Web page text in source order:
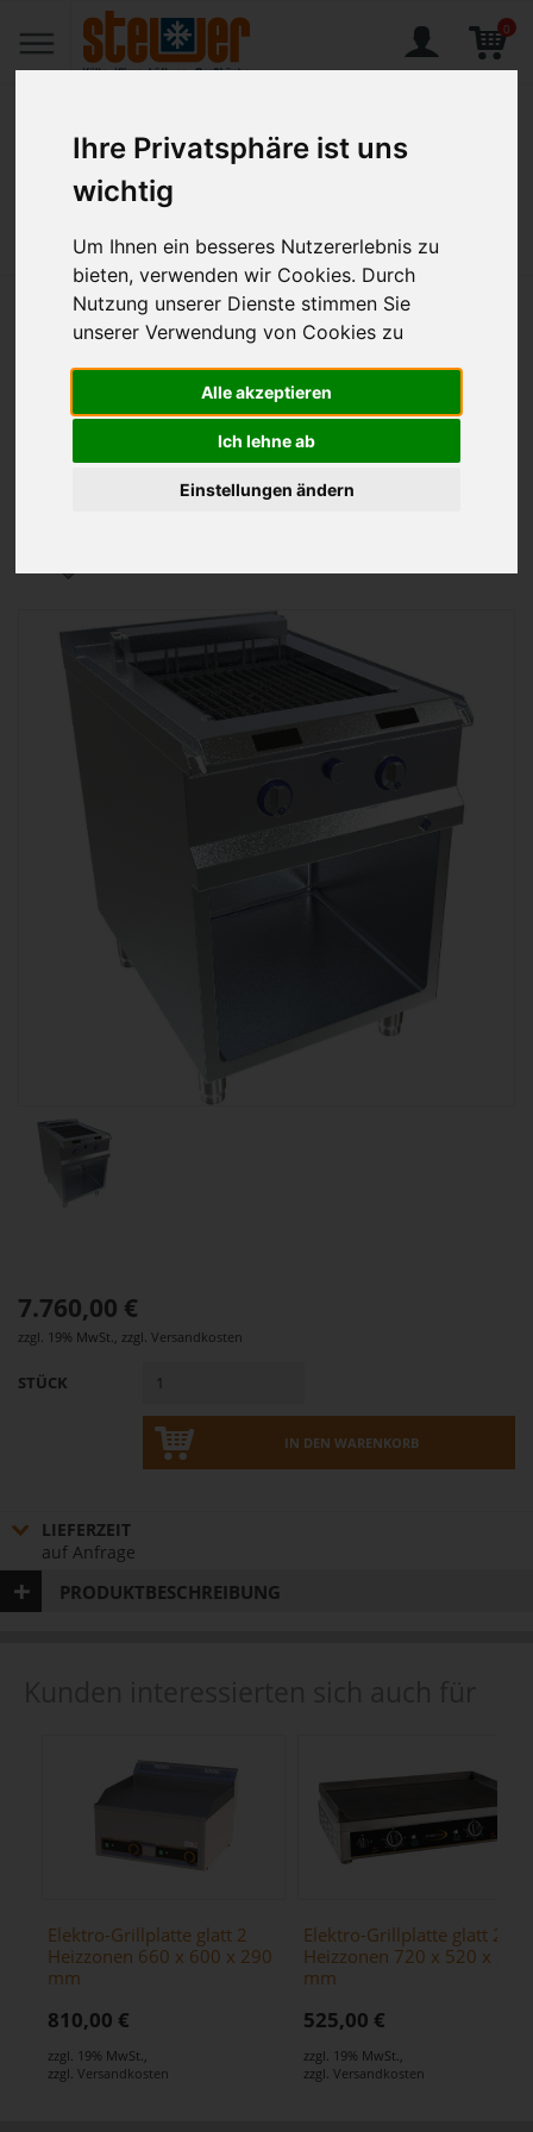
Ihre Privatsphäre ist uns
wichtig
Um Ihnen ein besseres Nutzererlebnis zu
bieten, verwenden wir Cookies. Durch
Nutzung unserer Dienste stimmen Sie
unserer Verwendung von Cookies zu
Alle akzeptieren
Ich lehne ab
Einstellungen ändern
0
Home
Produkte
Wasserb.
Elektro-Infra-Grill Gr.1 / 2
Heizzonen / Grillfäche 380 x 470
mm /autom. Wasserb.
7.760,00 €
zzgl. 19% MwSt., zzgl. Versandkosten
STÜCK
IN DEN WARENKORB
LIEFERZEIT
auf Anfrage
PRODUKTBESCHREIBUNG
Elektro-Grillplatte glatt 2
Heizzonen 660 x 600 x 290
mm
810,00 €
zzgl. 19% MwSt.
zzgl. Versandkosten
Elektro-Grillplatte glatt 2
Heizzonen 720 x 520 x 210
mm
525,00 €
zzgl. 19% MwSt.
zzgl. Versandkosten